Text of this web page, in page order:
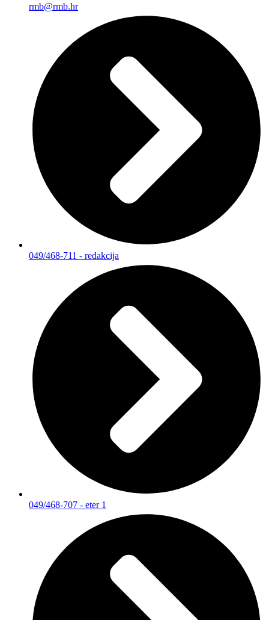
rmb@rmb.hr
049/468-711 - redakcija
049/468-707 - eter 1